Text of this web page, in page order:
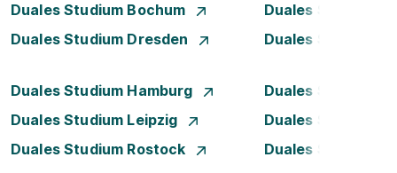
Duales Studium Bochum
Duales Studium
Duales Studium Dresden
Duales Studium
Duales Studium Hamburg
Duales Studium
Duales Studium Leipzig
Duales Studium
Duales Studium Rostock
Duales Studium